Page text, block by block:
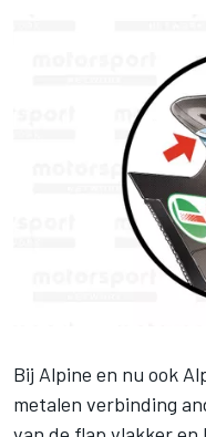
Bij Alpine en nu ook
metalen verbinding